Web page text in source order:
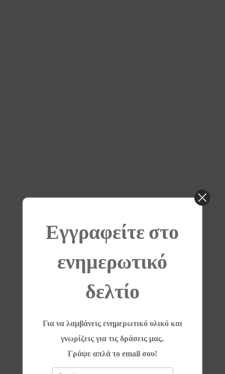
Εγγραφείτε στο
ενημερωτικό
δελτίο
Για να λαμβάνεις ενημερωτικό υλικό και
γνωρίζεις για τις δράσεις μας.
Γράψε απλά το email σου!